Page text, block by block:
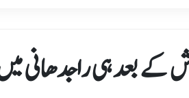
کے بعد ہی راجدھانی